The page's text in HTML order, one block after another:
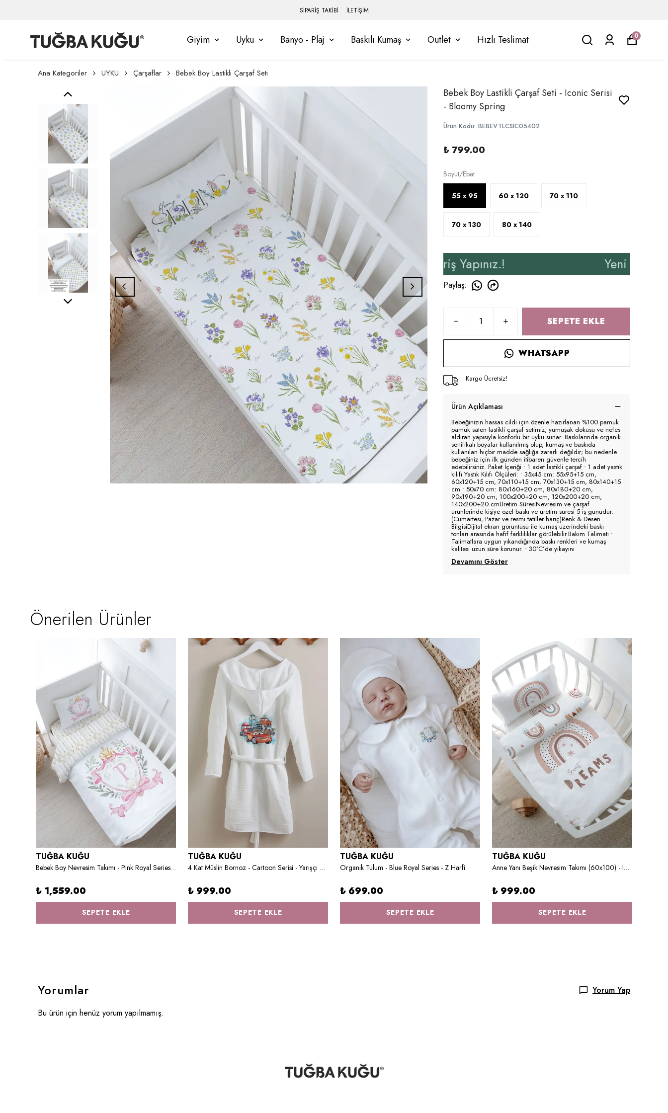
SİPARİŞ TAKİBİ İLETİŞİM
Giyim Uyku Banyo - Plaj Baskılı Kumaş Outlet Hızlı Teslimat 0
Ana Kategoriler UYKU Çarşaflar Bebek Boy Lastikli Çarşaf Seti
Bebek Boy Lastikli Çarşaf Seti - Iconic Serisi
- Bloomy Spring
Ürün Kodu: BEBEVTLCSIC05402
₺ 799.00
Boyut/Ebat
55 x 95 60 x 120 70 x 110
70 x 130 80 x 140
İçin Üyelik İşleminizi Tamamlayınız, Üye İseniz Hesabınıza Giriş Yapınız.! Yeni Üyelere Özel
Paylaş:
SEPETE EKLE
WHATSAPP
Kargo Ücretsiz!
Ürün Açıklaması
Bebeğinizin hassas cildi için özenle hazırlanan %100 pamuk
pamuk saten lastikli çarşaf setimiz, yumuşak dokusu ve nefes
aldıran yapısıyla konforlu bir uyku sunar. Baskılarında organik
sertifikalı boyalar kullanılmış olup, kumaş ve baskıda
kullanılan hiçbir madde sağlığa zararlı değildir; bu nedenle
bebeğiniz için ilk günden itibaren güvenle tercih
edebilirsiniz. Paket İçeriği • 1 adet lastikli çarşaf • 1 adet yastık
kılıfı Yastık Kılıfı Ölçüleri: • 35x45 cm: 55x95+15 cm,
60x120+15 cm, 70x110+15 cm, 70x130+15 cm, 80x140+15
cm • 50x70 cm: 80x160+20 cm, 80x180+20 cm,
90x190+20 cm, 100x200+20 cm, 120x200+20 cm,
140x200+20 cmÜretim SüresiNevresim ve çarşaf
ürünlerinde kişiye özel baskı ve üretim süresi 5 iş günüdür.
(Cumartesi, Pazar ve resmi tatiller hariç)Renk & Desen
BilgisiDijital ekran görüntüsü ile kumaş üzerindeki baskı
tonları arasında hafif farklılıklar görülebilir.Bakım Talimatı •
Talimatlara uygun yıkandığında baskı renkleri ve kumaş
kalitesi uzun süre korunur. • 30°C’de yıkayını
Devamını Göster
Önerilen Ürünler
TUĞBA KUĞU
Bebek Boy Nevresim Takımı - Pink Royal Series - P Harfi
₺ 1,559.00
SEPETE EKLE
TUĞBA KUĞU
4 Kat Müslin Bornoz - Cartoon Serisi - Yarışçı Şimşek Ve Arkadaşları
₺ 999.00
SEPETE EKLE
TUĞBA KUĞU
Organik Tulum - Blue Royal Series - Z Harfi
₺ 699.00
SEPETE EKLE
TUĞBA KUĞU
Anne Yanı Beşik Nevresim Takımı (60x100) - Iconic Serisi - Somon Yıldızlı Gökkuşağı
₺ 999.00
SEPETE EKLE
Yorumlar
Yorum Yap
Bu ürün için henüz yorum yapılmamış.